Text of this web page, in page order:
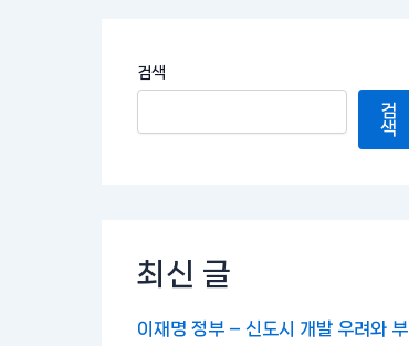
검색
검
색
최신 글
이재명 정부 – 신도시 개발 우려와 부